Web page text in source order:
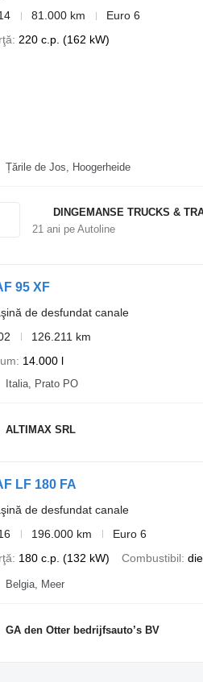
81.000 km
Euro 6
220 c.p. (162 kW)
Țările de Jos, Hoogerheide
DINGEMANSE TRUCKS &
21 ani pe Autoline
95 XF
de desfundat canale
126.211 km
14.000 l
Italia, Prato PO
ALTIMAX SRL
LF 180 FA
de desfundat canale
196.000 km
Euro 6
180 c.p. (132 kW) Combustibil
Belgia, Meer
GA den Otter bedrijfsauto’s BV